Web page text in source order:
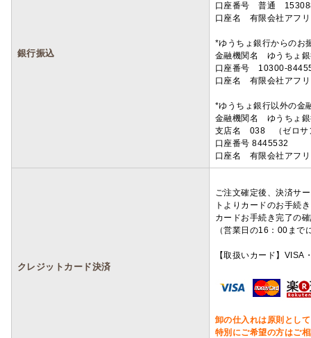
銀行振込
口座番号 普通
口座名 有限会社アフ
*ゆうちょ銀行からのお
金融機関名 ゆうちょ
口座番号 10300-
口座名 有限会社アフ
*ゆうちょ銀行以外の金
金融機関名 ゆうちょ
支店名 038 （ゼロサ
口座番号 8445532
口座名 有限会社アフ
クレジットカード決済
ご注文確定後、決済サ
トよりカードのお手続
カードお手続き完了の
（営業日の16：00ま
【取扱いカード】
卸の仕入れは原則とし
特別にご希望の方はご